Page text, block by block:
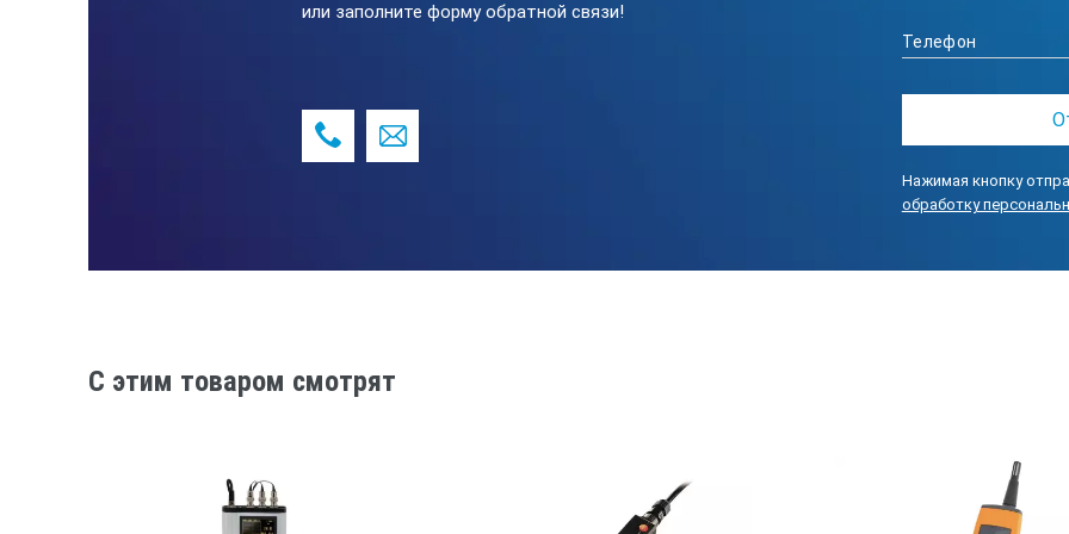
Частотные коррекции, диапазон
20 - 150 дБА
Временные характеристики
Примечание Соответствует ГОСТ 17187-81, МЭК 61672-1, МЭК 61260, ГОСТ Р
или заполните форму обратной связи!
Нажимая кнопку
обработку
C этим товаром смотрят